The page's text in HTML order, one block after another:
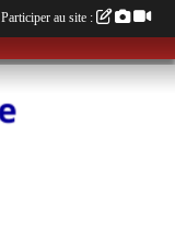
Participer au site :